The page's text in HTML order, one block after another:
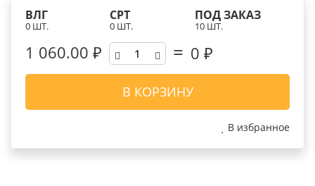
ВЛГ
0 ШТ.
СРТ
0 ШТ.
ПОД ЗАКАЗ
10 ШТ.
1 060.00 ₽ 0 ₽
В КОРЗИНУ
В избранное